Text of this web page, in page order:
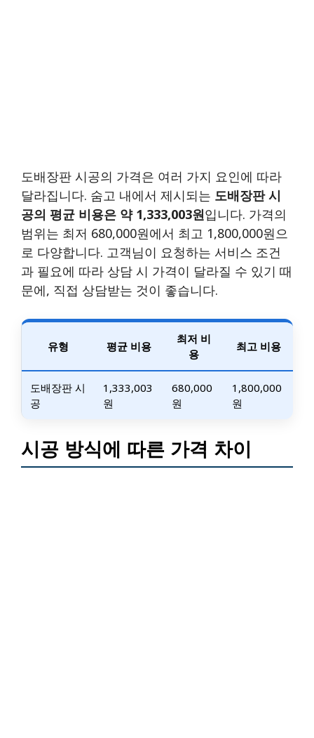
도배장판 시공의 가격은 여러 가지 요인에 따라
달라집니다. 숨고 내에서 제시되는 도배장판 시
공의 평균 비용은 약 1,333,003원입니다. 가격의
범위는 최저 680,000원에서 최고 1,800,000원으
로 다양합니다. 고객님이 요청하는 서비스 조건
과 필요에 따라 상담 시 가격이 달라질 수 있기 때
문에, 직접 상담받는 것이 좋습니다.
유형 평균 비용
최저 비
용
최고 비용
도배장판 시
공
1,333,003
원
680,000
원
1,800,000
원
시공 방식에 따른 가격 차이